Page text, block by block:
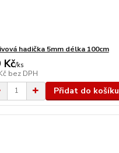
hadička 5mm délka 100cm
Kč/ks
bez DPH
Přidat do košíku